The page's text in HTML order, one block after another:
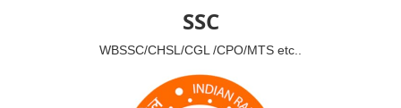
SSC
WBSSC/CHSL/CGL /CPO/MTS etc..